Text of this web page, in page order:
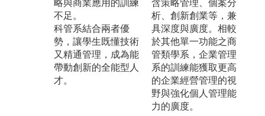
略與商業應用的訓練
不足。
科管系結合兩者優
勢，讓學生既懂技術
又精通管理，成為能
帶動創新的全能型人
才。
含策略管理、個案分
析、創新創業等，兼
具深度與廣度。相較
於其他單一功能之商
管類學系，企業管理
系的訓練能獲取更高
的企業經營管理的視
野與強化個人管理能
力的廣度。